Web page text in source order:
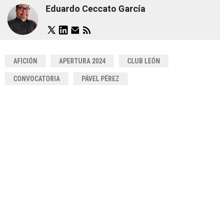
Eduardo Ceccato García
AFICIÓN APERTURA 2024 CLUB LEÓN
CONVOCATORIA PÁVEL PÉREZ